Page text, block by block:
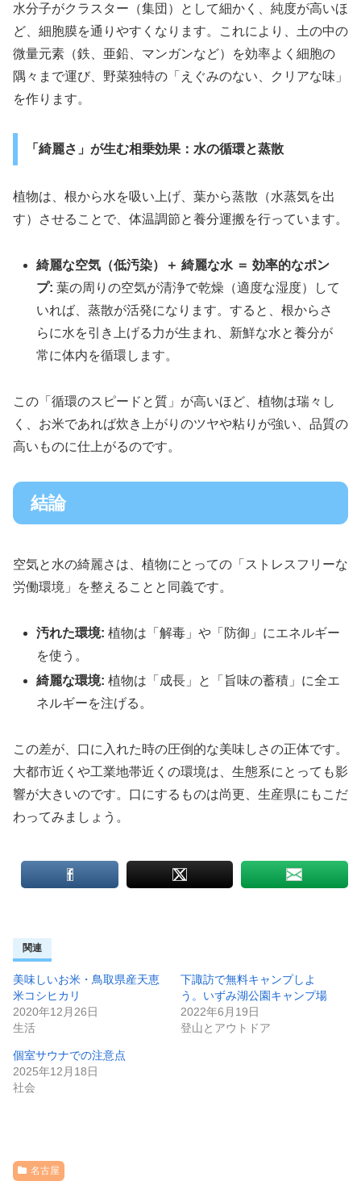
水分子がクラスター（集団）として細かく、純度が高いほ
ど、細胞膜を通りやすくなります。これにより、土の中の
微量元素（鉄、亜鉛、マンガンなど）を効率よく細胞の
隅々まで運び、野菜独特の「えぐみのない、クリアな味」
を作ります。
「綺麗さ」が生む相乗効果：水の循環と蒸散
植物は、根から水を吸い上げ、葉から蒸散（水蒸気を出
す）させることで、体温調節と養分運搬を行っています。
綺麗な空気（低汚染）＋ 綺麗な水 ＝ 効率的なポン
プ: 葉の周りの空気が清浄で乾燥（適度な湿度）して
いれば、蒸散が活発になります。すると、根からさ
らに水を引き上げる力が生まれ、新鮮な水と養分が
常に体内を循環します。
この「循環のスピードと質」が高いほど、植物は瑞々し
く、お米であれば炊き上がりのツヤや粘りが強い、品質の
高いものに仕上がるのです。
結論
空気と水の綺麗さは、植物にとっての「ストレスフリーな
労働環境」を整えることと同義です。
汚れた環境: 植物は「解毒」や「防御」にエネルギー
を使う。
綺麗な環境: 植物は「成長」と「旨味の蓄積」に全エ
ネルギーを注げる。
この差が、口に入れた時の圧倒的な美味しさの正体です。
大都市近くや工業地帯近くの環境は、生態系にとっても影
響が大きいのです。口にするものは尚更、生産県にもこだ
わってみましょう。
関連
美味しいお米・鳥取県産天恵
米コシヒカリ
2020年12月26日
生活
下諏訪で無料キャンプしよ
う。いずみ湖公園キャンプ場
2022年6月19日
登山とアウトドア
個室サウナでの注意点
2025年12月18日
社会
名古屋